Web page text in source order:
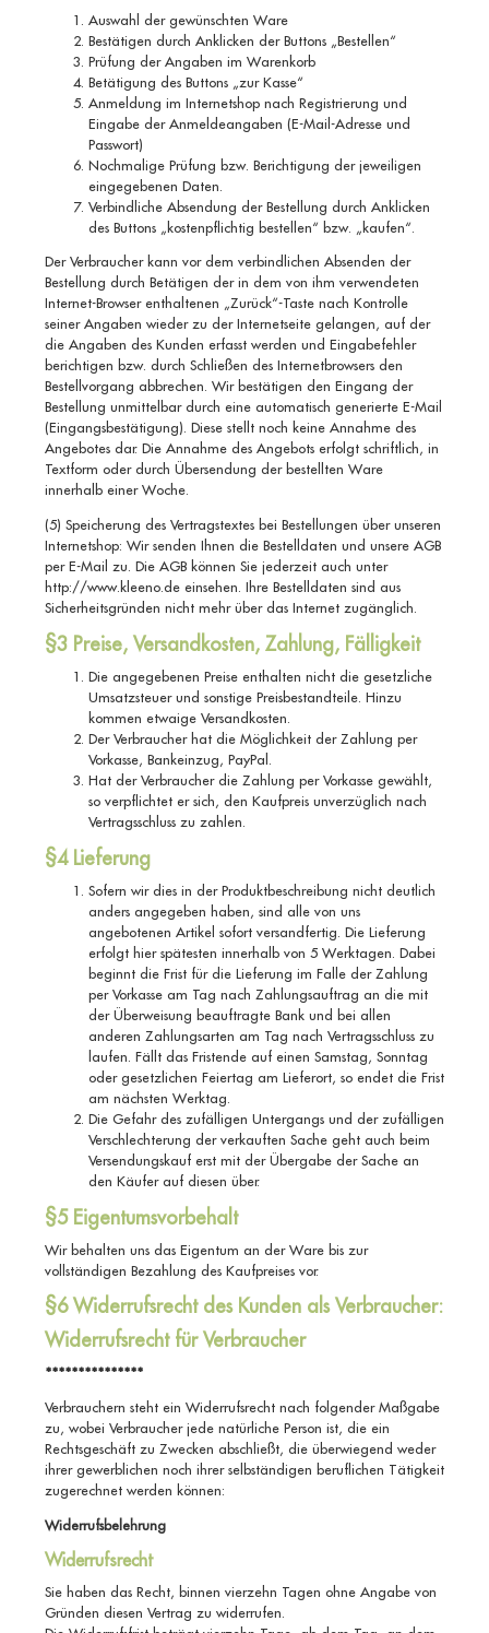
Auswahl der gewünschten Ware
Bestätigen durch Anklicken der Buttons „Bestellen“
Prüfung der Angaben im Warenkorb
Betätigung des Buttons „zur Kasse“
Anmeldung im Internetshop nach Registrierung und
Eingabe der Anmeldeangaben (E-Mail-Adresse und
Passwort)
Nochmalige Prüfung bzw. Berichtigung der jeweiligen
eingegebenen Daten.
Verbindliche Absendung der Bestellung durch Anklicken
des Buttons „kostenpflichtig bestellen“ bzw. „kaufen“.
Der Verbraucher kann vor dem verbindlichen Absenden der
Bestellung durch Betätigen der in dem von ihm verwendeten
Internet-Browser enthaltenen „Zurück“-Taste nach Kontrolle
seiner Angaben wieder zu der Internetseite gelangen, auf der
die Angaben des Kunden erfasst werden und Eingabefehler
berichtigen bzw. durch Schließen des Internetbrowsers den
Bestellvorgang abbrechen. Wir bestätigen den Eingang der
Bestellung unmittelbar durch eine automatisch generierte E-Mail
(Eingangsbestätigung). Diese stellt noch keine Annahme des
Angebotes dar. Die Annahme des Angebots erfolgt schriftlich, in
Textform oder durch Übersendung der bestellten Ware
innerhalb einer Woche.
(5) Speicherung des Vertragstextes bei Bestellungen über unseren
Internetshop: Wir senden Ihnen die Bestelldaten und unsere AGB
per E-Mail zu. Die AGB können Sie jederzeit auch unter
http://www.kleeno.de einsehen. Ihre Bestelldaten sind aus
Sicherheitsgründen nicht mehr über das Internet zugänglich.
§3 Preise, Versandkosten, Zahlung, Fälligkeit
Die angegebenen Preise enthalten nicht die gesetzliche
Umsatzsteuer und sonstige Preisbestandteile. Hinzu
kommen etwaige Versandkosten.
Der Verbraucher hat die Möglichkeit der Zahlung per
Vorkasse, Bankeinzug, PayPal.
Hat der Verbraucher die Zahlung per Vorkasse gewählt,
so verpflichtet er sich, den Kaufpreis unverzüglich nach
Vertragsschluss zu zahlen.
§4 Lieferung
Sofern wir dies in der Produktbeschreibung nicht deutlich
anders angegeben haben, sind alle von uns
angebotenen Artikel sofort versandfertig. Die Lieferung
erfolgt hier spätesten innerhalb von 5 Werktagen. Dabei
beginnt die Frist für die Lieferung im Falle der Zahlung
per Vorkasse am Tag nach Zahlungsauftrag an die mit
der Überweisung beauftragte Bank und bei allen
anderen Zahlungsarten am Tag nach Vertragsschluss zu
laufen. Fällt das Fristende auf einen Samstag, Sonntag
oder gesetzlichen Feiertag am Lieferort, so endet die Frist
am nächsten Werktag.
Die Gefahr des zufälligen Untergangs und der zufälligen
Verschlechterung der verkauften Sache geht auch beim
Versendungskauf erst mit der Übergabe der Sache an
den Käufer auf diesen über.
§5 Eigentumsvorbehalt
Wir behalten uns das Eigentum an der Ware bis zur
vollständigen Bezahlung des Kaufpreises vor.
§6 Widerrufsrecht des Kunden als Verbraucher:
Widerrufsrecht für Verbraucher
***************
Verbrauchern steht ein Widerrufsrecht nach folgender Maßgabe
zu, wobei Verbraucher jede natürliche Person ist, die ein
Rechtsgeschäft zu Zwecken abschließt, die überwiegend weder
ihrer gewerblichen noch ihrer selbständigen beruflichen Tätigkeit
zugerechnet werden können:
Widerrufsbelehrung
Widerrufsrecht
Sie haben das Recht, binnen vierzehn Tagen ohne Angabe von
Gründen diesen Vertrag zu widerrufen.